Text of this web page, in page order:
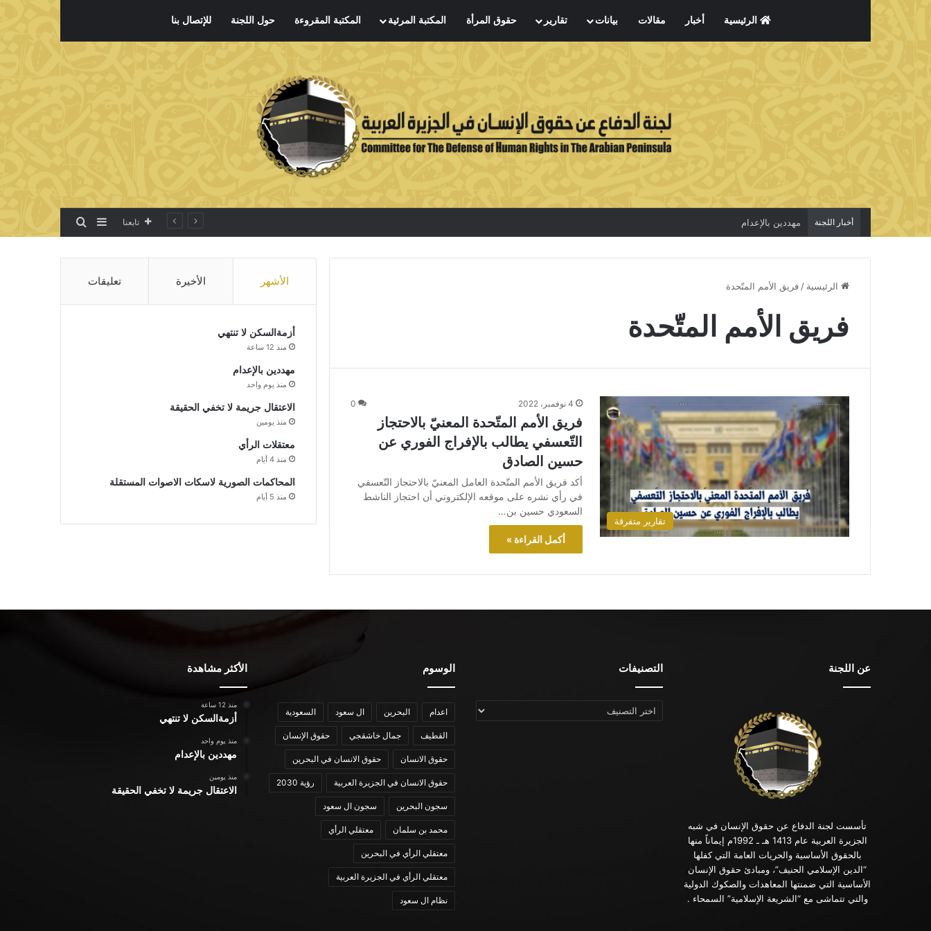
الرئيسية أخبار مقالات بيانات تقارير حقوق المرأة المكتبة المرئية المكتبة المقروءة حول اللجنة للإتصال بنا
أخبار اللجنة مهددين بالإعدام تابعنا إضافة عمود جانبي
بحث عن
الرئيسية / فريق الأمم المتّحدة
فريق الأمم المتّحدة
تقارير متفرقة
4 نوفمبر، 2022 0
فريق الأمم المتّحدة المعنيّ بالاحتجاز
التّعسفي يطالب بالإفراج الفوري عن
حسين الصادق
أكد فريق الأمم المتّحدة العامل المعنيّ بالاحتجاز التّعسفي
في رأي نشره على موقعه الإلكتروني أن احتجاز الناشط
السعودي حسين بن…
أكمل القراءة »
الأشهر الأخيرة تعليقات
أزمةالسكن لا تنتهي
منذ 12 ساعة
مهددين بالإعدام
منذ يوم واحد
الاعتقال جريمة لا تخفي الحقيقة
منذ يومين
معتقلات الرأي
منذ 4 أيام
المحاكمات الصورية لاسكات الاصوات المستقلة
منذ 5 أيام
عن اللجنة
تأسست لجنة الدفاع عن حقوق الإنسان في شبه
الجزيرة العربية عام 1413 هـ ـ 1992م إيماناً منها
بالحقوق الأساسية والحريات العامة التي كفلها
“الدين الإسلامي الحنيف”، ومبادئ حقوق الإنسان
الأساسية التي ضمنتها المعاهدات والصكوك الدولية
والتي تتماشى مع “الشريعة الإسلامية” السمحاء .
التصنيفات
التصنيفات
الوسوم
اعدام البحرين ال سعود السعودية
القطيف جمال خاشقجي حقوق الإنسان
حقوق الانسان حقوق الانسان في البحرين
حقوق الانسان في الجزيرة العربية رؤية 2030
سجون البحرين سجون ال سعود
محمد بن سلمان معتقلي الرأي
معتقلي الرأي في البحرين
معتقلي الرأي في الجزيرة العربية
نظام ال سعود
الأكثر مشاهدة
منذ 12 ساعة
أزمةالسكن لا تنتهي
منذ يوم واحد
مهددين بالإعدام
منذ يومين
الاعتقال جريمة لا تخفي الحقيقة